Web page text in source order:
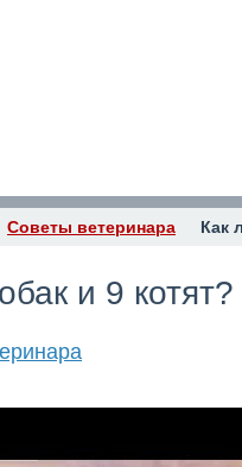
Советы ветеринара Как
и 9